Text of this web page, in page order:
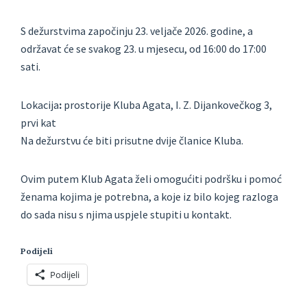
S dežurstvima započinju 23. veljače 2026. godine, a
održavat će se svakog 23. u mjesecu, od 16:00 do 17:00
sati.
Lokacija: prostorije Kluba Agata, I. Z. Dijankovečkog 3,
prvi kat
Na dežurstvu će biti prisutne dvije članice Kluba.
Ovim putem Klub Agata želi omogućiti podršku i pomoć
ženama kojima je potrebna, a koje iz bilo kojeg razloga
do sada nisu s njima uspjele stupiti u kontakt.
Podijeli
Podijeli